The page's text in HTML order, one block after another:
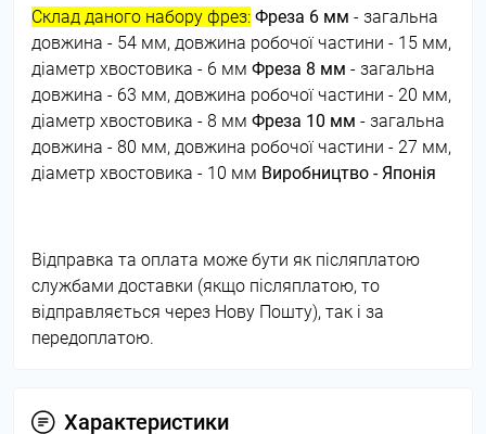
Склад даного набору фрез: Фреза 6 мм - загальна
довжина - 54 мм, довжина робочої частини - 15 мм,
діаметр хвостовика - 6 мм Фреза 8 мм - загальна
довжина - 63 мм, довжина робочої частини - 20 мм,
діаметр хвостовика - 8 мм Фреза 10 мм - загальна
довжина - 80 мм, довжина робочої частини - 27 мм,
діаметр хвостовика - 10 мм Виробництво - Японія
Відправка та оплата може бути як післяплатою
службами доставки (якщо післяплатою, то
відправляється через Нову Пошту), так і за
передоплатою.
Характеристики